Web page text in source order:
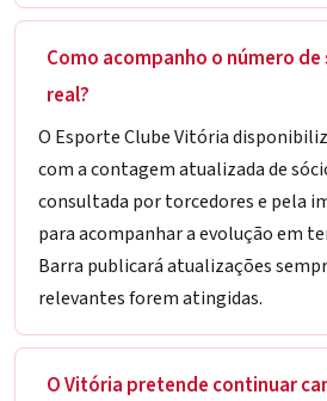
Como acompanho o número
real?
O Esporte Clube Vitória
com a contagem atualizada de
consultada por torcedores e pela
para acompanhar a evolução em
Barra publicará atualizações
relevantes forem atingidas.
O Vitória pretende continuar